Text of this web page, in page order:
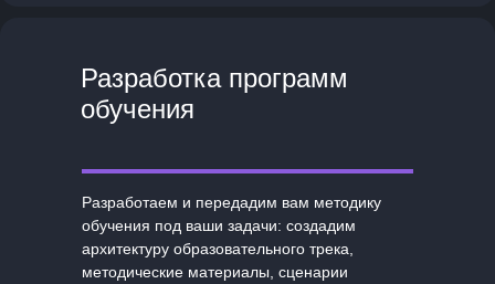
Разработка программ
обучения
Разработаем и передадим вам методику
обучения под ваши задачи: создадим
архитектуру образовательного трека,
методические материалы, сценарии